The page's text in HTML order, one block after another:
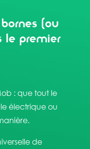
(ou
le premier
: que tout le
électrique ou
de